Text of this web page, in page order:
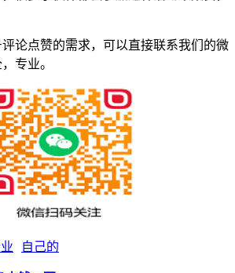
论点赞的需求，可以直接联系我们的微
专业。
自己的